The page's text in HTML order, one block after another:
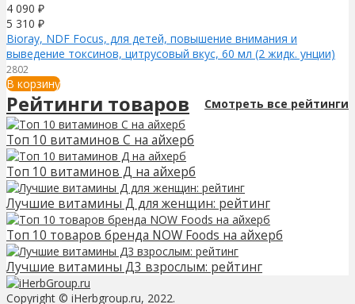
4 090 ₽
5 310 ₽
Bioray, NDF Focus, для детей, повышение внимания и
выведение токсинов, цитрусовый вкус, 60 мл (2 жидк. унции)
2802
В корзину
Рейтинги товаров Смотреть все рейтинги
Топ 10 витаминов С на айхерб
Топ 10 витаминов Д на айхерб
Лучшие витамины Д для женщин: рейтинг
Топ 10 товаров бренда NOW Foods на айхерб
Лучшие витамины Д3 взрослым: рейтинг
Copyright © iHerbgroup.ru, 2022.